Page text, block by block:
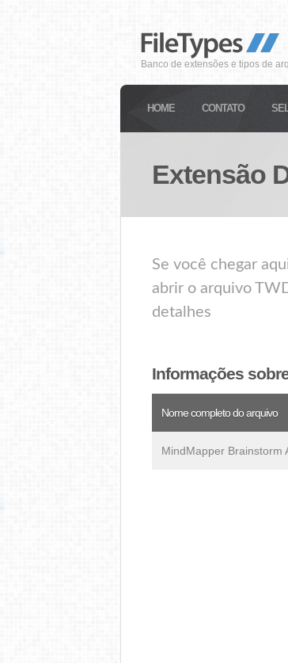
Banco de extensões e tipos de
HOME CONTATO
Extensão
Se você chegar
abrir o arquivo
detalhes
Informações
Nome completo do arquivo
MindMapper Brainstorm